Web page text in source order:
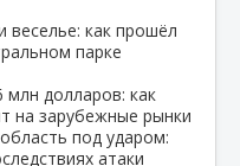
веселье: как прошёл
парке
млн долларов: как
на зарубежные рынки
под ударом:
атаки